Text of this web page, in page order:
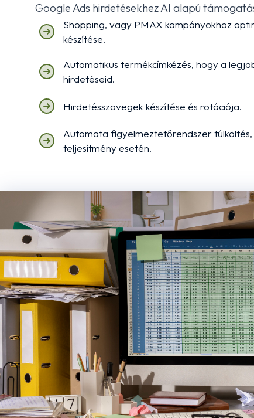
Google Ads hirdetésekhez AI alapú
Shopping, vagy PMAX kampányokhoz
készítése.
Automatikus termékcímkézés, hogy a
hirdetéseid.
Hirdetésszövegek készítése és rotációja.
Automata figyelmeztetőrendszer
teljesítmény esetén.